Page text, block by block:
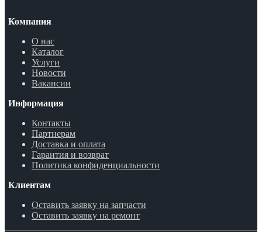
Компания
О нас
Каталог
Услуги
Новости
Вакансии
Информация
Контакты
Партнерам
Доставка и оплата
Гарантия и возврат
Политика конфиденциальности
Клиентам
Оставить заявку на запчасти
Оставить заявку на ремонт